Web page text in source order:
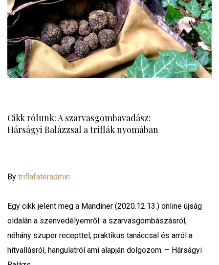
Cikk rólunk: A szarvasgombavadász:
Hárságyi Balázzsal a triflák nyomában
By triflafateradmin
Egy cikk jelent meg a Mandiner (2020.12.13.) online újság
oldalán a szenvedélyemről: a szarvasgombászásról,
néhány szuper recepttel, praktikus tanáccsal és arról a
hitvallásról, hangulatról ami alapján dolgozom. – Hárságyi